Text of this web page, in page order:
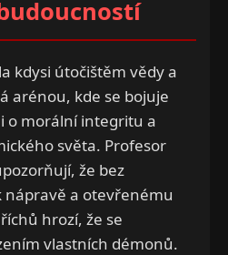
kdysi útočištěm vědy a
arénou, kde se bojuje
o morální integritu a
světa. Profesor
že bez
a otevřenému
hrozí, že se
vlastních démonů.